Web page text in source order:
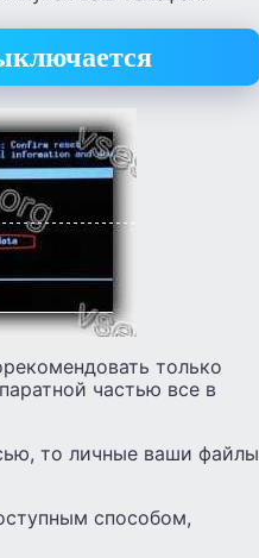
только
частью все в
то личные ваши файлы
способом,